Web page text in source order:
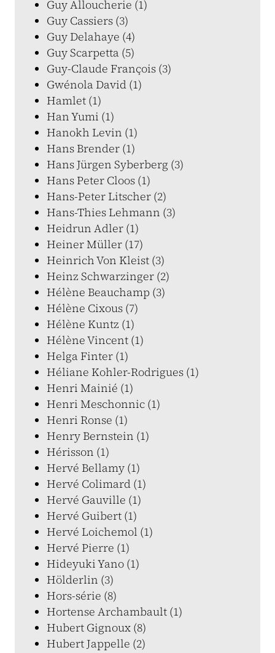
Guy Alloucherie (1)
Guy Cassiers (3)
Guy Delahaye (4)
Guy Scarpetta (5)
Guy-Claude François (3)
Gwénola David (1)
Hamlet (1)
Han Yumi (1)
Hanokh Levin (1)
Hans Brender (1)
Hans Jürgen Syberberg (3)
Hans Peter Cloos (1)
Hans-Peter Litscher (2)
Hans-Thies Lehmann (3)
Heidrun Adler (1)
Heiner Müller (17)
Heinrich Von Kleist (3)
Heinz Schwarzinger (2)
Hélène Beauchamp (3)
Hélène Cixous (7)
Hélène Kuntz (1)
Hélène Vincent (1)
Helga Finter (1)
Héliane Kohler-Rodrigues (1)
Henri Mainié (1)
Henri Meschonnic (1)
Henri Ronse (1)
Henry Bernstein (1)
Hérisson (1)
Hervé Bellamy (1)
Hervé Colimard (1)
Hervé Gauville (1)
Hervé Guibert (1)
Hervé Loichemol (1)
Hervé Pierre (1)
Hideyuki Yano (1)
Hölderlin (3)
Hors-série (8)
Hortense Archambault (1)
Hubert Gignoux (8)
Hubert Jappelle (2)